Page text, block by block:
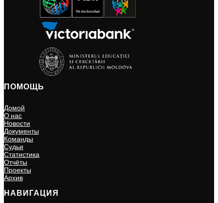
ПОМОЩЬ
Домой
О нас
Новости
Документы
Команды
Судьи
Статистика
Отчёты
Проекты
Архив
НАВИГАЦИЯ